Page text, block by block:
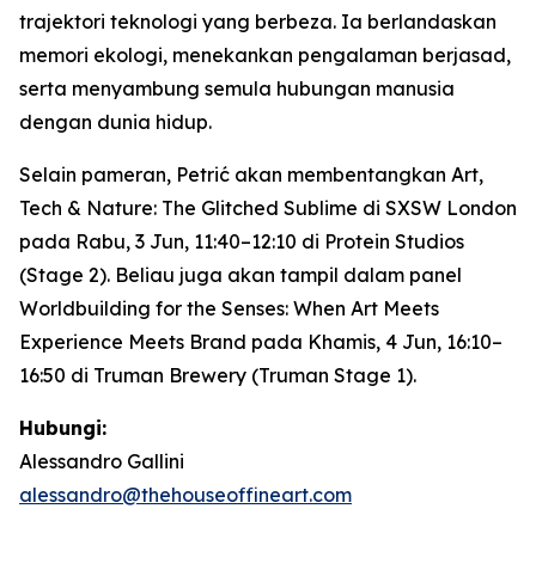
trajektori teknologi yang berbeza. Ia berlandaskan
memori ekologi, menekankan pengalaman berjasad,
serta menyambung semula hubungan manusia
dengan dunia hidup.
Selain pameran, Petrić akan membentangkan Art,
Tech & Nature: The Glitched Sublime di SXSW London
pada Rabu, 3 Jun, 11:40–12:10 di Protein Studios
(Stage 2). Beliau juga akan tampil dalam panel
Worldbuilding for the Senses: When Art Meets
Experience Meets Brand pada Khamis, 4 Jun, 16:10–
16:50 di Truman Brewery (Truman Stage 1).
Hubungi:
Alessandro Gallini
alessandro@thehouseoffineart.com